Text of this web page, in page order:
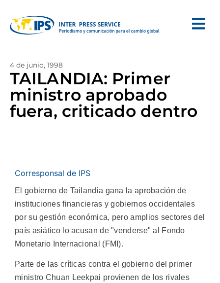
4 de junio, 1998
TAILANDIA: Primer
ministro aprobado
fuera, criticado dentro
Corresponsal de IPS
El gobierno de Tailandia gana la aprobación de
instituciones financieras y gobiernos occidentales
por su gestión económica, pero amplios sectores del
país asiático lo acusan de "venderse" al Fondo
Monetario Internacional (FMI).
Parte de las críticas contra el gobierno del primer
ministro Chuan Leekpai provienen de los rivales